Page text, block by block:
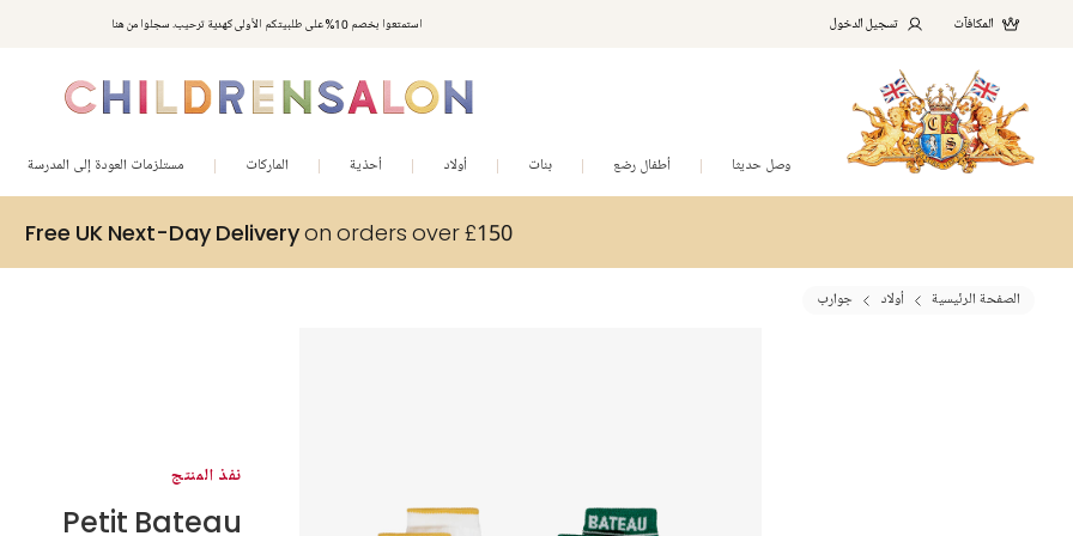
استمتعوا بخصم 10% على طلبيتكم الأولى كهدية ترحيب. سجلوا من هنا المكافآت تسجيل الدخول
وصل حديثا أطفال رضع بنات أولاد أحذية الماركات مستلزمات العودة إلى المدرسة
Free UK Next-Day Deliveryon orders over £150
الصفحة الرئيسية أولاد جوارب
نفذ المنتج
Petit Bateau